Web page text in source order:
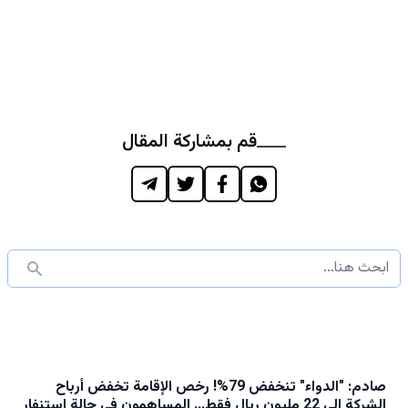
قم بمشاركة المقال
صادم: "الدواء" تنخفض 79%! رخص الإقامة تخفض أرباح